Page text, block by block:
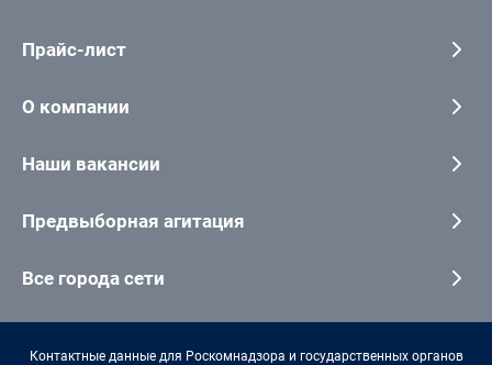
Прайс-лист
О компании
Наши вакансии
Предвыборная агитация
Все города сети
Контактные данные для Роскомнадзора и государственных органов